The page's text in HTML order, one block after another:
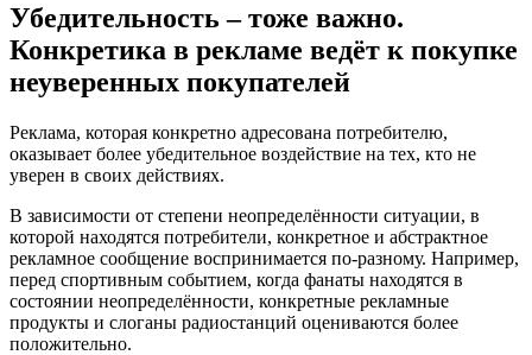
Убедительность – тоже важно.
Конкретика в рекламе ведёт к покупке
неуверенных покупателей
Реклама, которая конкретно адресована потребителю,
оказывает более убедительное воздействие на тех, кто не
уверен в своих действиях.
В зависимости от степени неопределённости ситуации, в
которой находятся потребители, конкретное и абстрактное
рекламное сообщение воспринимается по-разному. Например,
перед спортивным событием, когда фанаты находятся в
состоянии неопределённости, конкретные рекламные
продукты и слоганы радиостанций оцениваются более
положительно.